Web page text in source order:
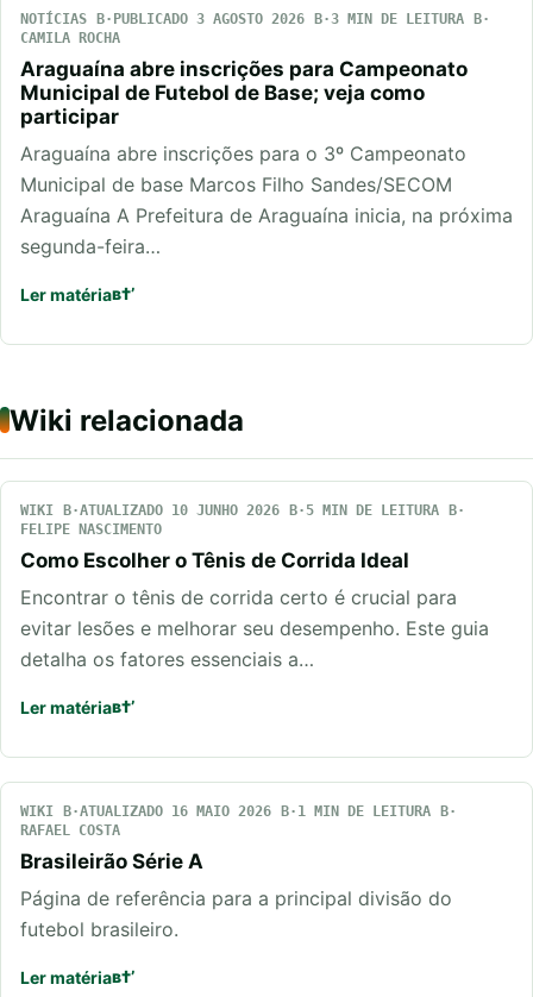
NOTÍCIAS PUBLICADO 3 AGOSTO 2026
3 MIN DE LEITURA
CAMILA ROCHA
Araguaína abre inscrições para Campeonato
Municipal de Futebol de Base; veja como
participar
Araguaína abre inscrições para o 3º Campeonato
Municipal de base Marcos Filho Sandes/SECOM
Araguaína A Prefeitura de Araguaína inicia, na próxima
segunda-feira…
Ler matéria
Wiki relacionada
WIKI ATUALIZADO 10 JUNHO 2026
5 MIN DE LEITURA
FELIPE NASCIMENTO
Como Escolher o Tênis de Corrida Ideal
Encontrar o tênis de corrida certo é crucial para
evitar lesões e melhorar seu desempenho. Este guia
detalha os fatores essenciais a…
Ler matéria
WIKI ATUALIZADO 16 MAIO 2026
1 MIN DE LEITURA
RAFAEL COSTA
Brasileirão Série A
Página de referência para a principal divisão do
futebol brasileiro.
Ler matéria